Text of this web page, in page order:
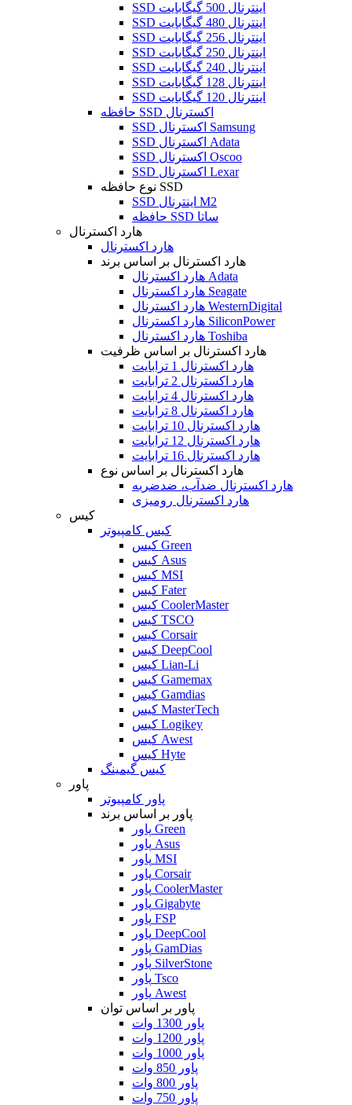
SSD اینترنال 500 گیگابایت
SSD اینترنال 480 گیگابایت
SSD اینترنال 256 گیگابایت
SSD اینترنال 250 گیگابایت
SSD اینترنال 240 گیگابایت
SSD اینترنال 128 گیگابایت
SSD اینترنال 120 گیگابایت
حافظه SSD اکسترنال
SSD اکسترنال Samsung
SSD اکسترنال Adata
SSD اکسترنال Oscoo
SSD اکسترنال Lexar
نوع حافظه SSD
SSD اینترنال M2
حافظه SSD ساتا
هارد اکسترنال
هارد اکسترنال
هارد اکسترنال بر اساس برند
هارد اکسترنال Adata
هارد اکسترنال Seagate
هارد اکسترنال WesternDigital
هارد اکسترنال SiliconPower
هارد اکسترنال Toshiba
هارد اکسترنال بر اساس ظرفیت
هارد اکسترنال 1 ترابایت
هارد اکسترنال 2 ترابایت
هارد اکسترنال 4 ترابایت
هارد اکسترنال 8 ترابایت
هارد اکسترنال 10 ترابایت
هارد اکسترنال 12 ترابایت
هارد اکسترنال 16 ترابایت
هارد اکسترنال بر اساس نوع
هارد اکسترنال ضدآب، ضدضربه
هارد اکسترنال رومیزی
کیس
کیس کامپیوتر
کیس Green
کیس Asus
کیس MSI
کیس Fater
کیس CoolerMaster
کیس TSCO
کیس Corsair
کیس DeepCool
کیس Lian-Li
کیس Gamemax
کیس Gamdias
کیس MasterTech
کیس Logikey
کیس Awest
کیس Hyte
کیس گیمینگ
پاور
پاور کامپیوتر
پاور بر اساس برند
پاور Green
پاور Asus
پاور MSI
پاور Corsair
پاور CoolerMaster
پاور Gigabyte
پاور FSP
پاور DeepCool
پاور GamDias
پاور SilverStone
پاور Tsco
پاور Awest
پاور بر اساس توان
پاور 1300 وات
پاور 1200 وات
پاور 1000 وات
پاور 850 وات
پاور 800 وات
پاور 750 وات